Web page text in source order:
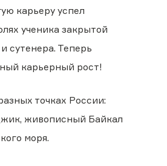
карьеру успел
ученика закрытой
сутенера. Теперь
карьерный рост!
точках России:
живописный Байкал
моря.